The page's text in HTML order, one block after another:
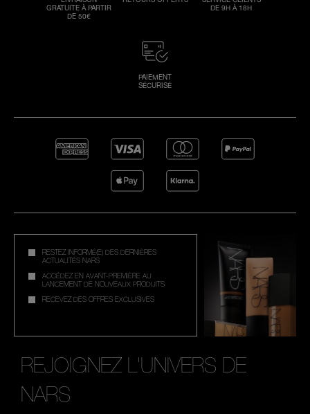
GRATUITE À PARTIR
DE 50€
DE 9H À 18H
PAIEMENT
SÉCURISÉ
RESTEZ INFORMÉ(E) DES DERNIÈRES
ACTUALITÉS NARS
ACCÉDEZ EN AVANT-PREMIÈRE AU
LANCEMENT DE NOUVEAUX PRODUITS
RECEVEZ DES OFFRES EXCLUSIVES
REJOIGNEZ L'UNIVERS DE
NARS